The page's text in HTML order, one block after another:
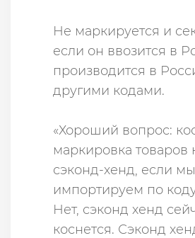
Не маркируется и
если он ввозится в
производится в
другими кодами.
«Хороший вопрос:
маркировка товаров
сэконд-хенд, если
импортируем по
Нет, сэконд хенд
коснется. Сэконд